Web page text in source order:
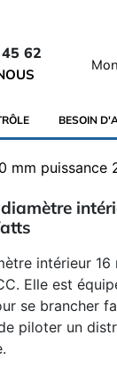
62
BESOIN
mm puissance
intérieur
Elle est
se brancher
piloter un